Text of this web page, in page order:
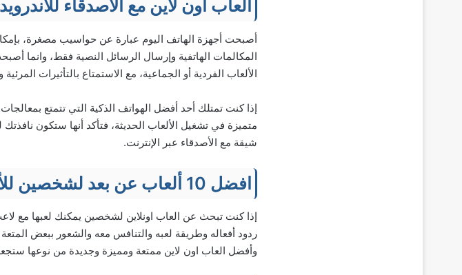
ألعاب أون لاين مع الأصدقاء للأندرويد
أصبحت أجهزة الهاتف اليوم عبارة عن حواسيب مصغرة،
المكالمات الهاتفية وإرسال الرسائل النصية فقط، وانما
الألعاب الفردية أو الجماعية، مع الاستمتاع بالتأثيرات
إذا كنت تمتلك أحد أفضل الهواتف الذكية التي تتمتع
متميزة في تشغيل الألعاب الحديثة، فتأكد أنها ستكون
شيقة مع الأصدقاء عبر الإنترنت.
افضل 10 ألعاب عن بعد لشخصين للأندرويد
إذا كنت تبحث عن العاب اونلاين لشخصين يمكنك لعبها مع
ردود أفعاله وطريقة لعبه والتنافس معه والشعور ببعض
وأفضل العاب اون لاين ممتعة ومميزة وجديدة من نوعها